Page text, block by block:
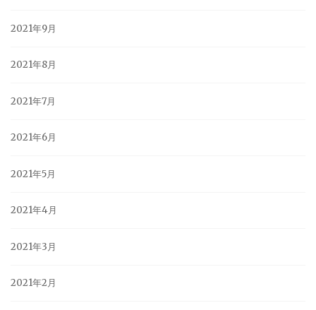
2021年9月
2021年8月
2021年7月
2021年6月
2021年5月
2021年4月
2021年3月
2021年2月